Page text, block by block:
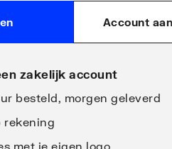
Account
zakelijk account
besteld, morgen geleverd
rekening
met je eigen logo